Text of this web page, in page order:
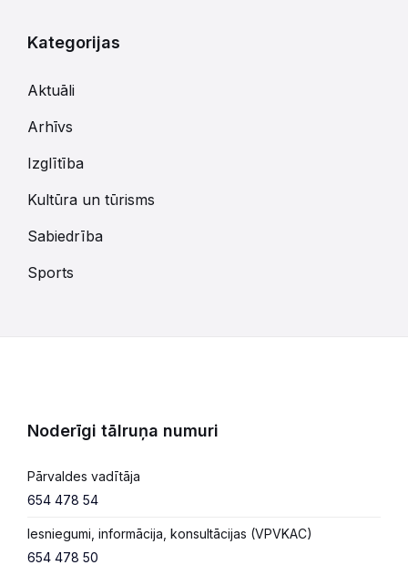
Kategorijas
Aktuāli
Arhīvs
Izglītība
Kultūra un tūrisms
Sabiedrība
Sports
Noderīgi tālruņa numuri
Pārvaldes vadītāja
654 478 54
Iesniegumi, informācija, konsultācijas (VPVKAC)
654 478 50